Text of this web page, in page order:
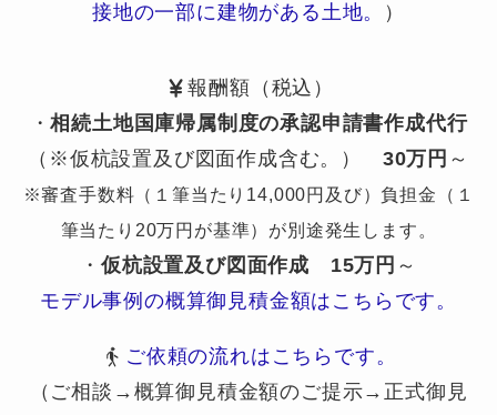
接地の一部に建物がある土地。
）
報酬額（税込）
・相続土地国庫帰属制度の承認申請書作成代行
（※仮杭設置及び図面作成含む。） 30万円 ～
※審査手数料（１筆当たり14,000円及び）負担金（１
筆当たり20万円が基準）が別途発生します。
・ 仮杭設置及び図面作成 15万円 ～
モデル事例の概算御見積金額はこちらです。
ご依頼の流れはこちらです。
（ご相談→概算御見積金額のご提示→正式御見